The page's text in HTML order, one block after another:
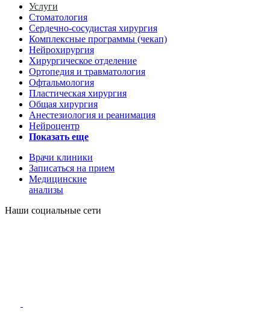
Услуги
Стоматология
Сердечно-сосудистая хирургия
Комплексные программы (чекап)
Нейрохирургия
Хирургическое отделение
Ортопедия и травматология
Офтальмология
Пластическая хирургия
Общая хирургия
Анестезиология и реанимация
Нейроцентр
Показать еще
Врачи клиники
Записаться на прием
Медицинские
анализы
Наши социальные сети